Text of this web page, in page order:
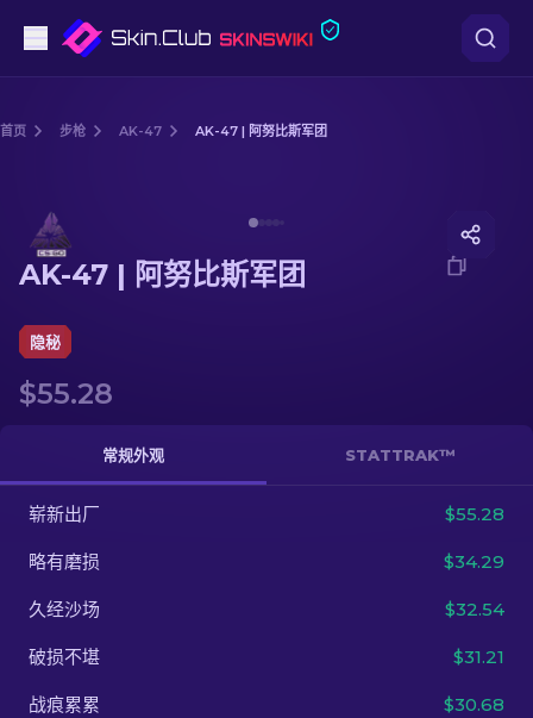
狙击步枪
手套
武器箱
其他
首页 步枪 AK-47 AK-47 | 阿努比斯军团
AK-47 | 阿努比斯军团
隐秘
$55.28
常规外观 STATTRAK™
崭新出厂 $55.28
略有磨损 $34.29
久经沙场 $32.54
破损不堪 $31.21
战痕累累 $30.68